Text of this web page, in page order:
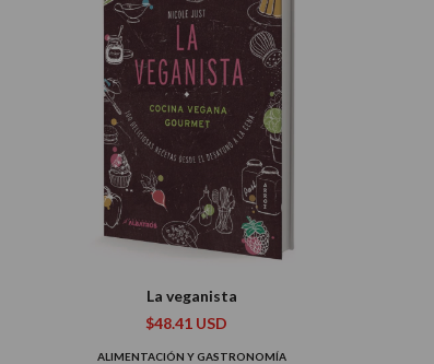
La veganista
$48.41 USD
ALIMENTACIÓN Y GASTRONOMÍA